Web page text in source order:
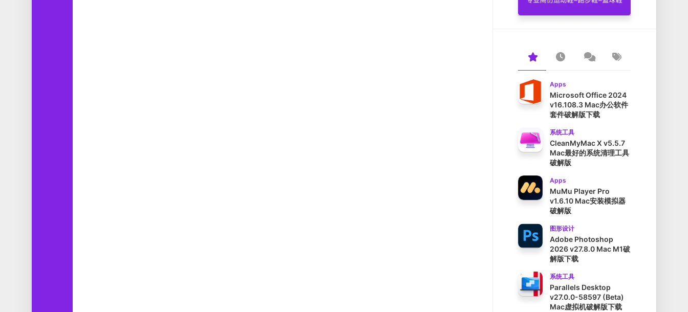
Apps
Microsoft Office 2024
v16.108.3 Mac办公软件
套件破解版下载
系统工具
CleanMyMac X v5.5.7
Mac最好的系统清理工具
破解版
Apps
MuMu Player Pro
v1.6.10 Mac安装模拟器
破解版
图形设计
Adobe Photoshop
2026 v27.8.0 Mac M1破
解版下载
系统工具
Parallels Desktop
v27.0.0-58597 (Beta)
Mac虚拟机破解版下载